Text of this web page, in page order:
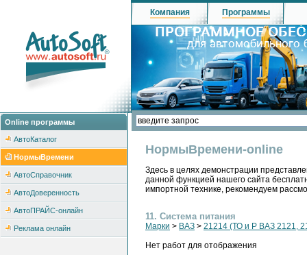
Online программы
АвтоКаталог
НормыВремени
АвтоСправочник
АвтоДоверенность
АвтоПРАЙС-онлайн
Реклама онлайн
Компания Программы
НормыВремени-online
Здесь в целях демонстрации
данной функцией нашего сайта
импортной технике, рекомендуем
11. Система питания
Марки > ВАЗ > 21214 (ТО и Р ВАЗ 2121,
Нет работ для отображения